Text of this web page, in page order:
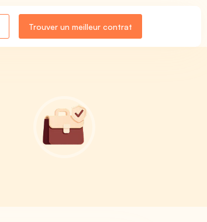
Trouver un meilleur contrat